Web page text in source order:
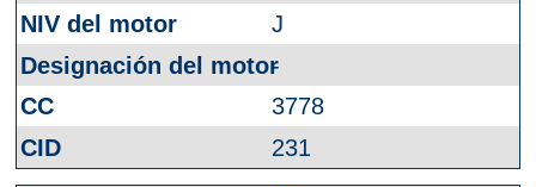
J
-
3778
231